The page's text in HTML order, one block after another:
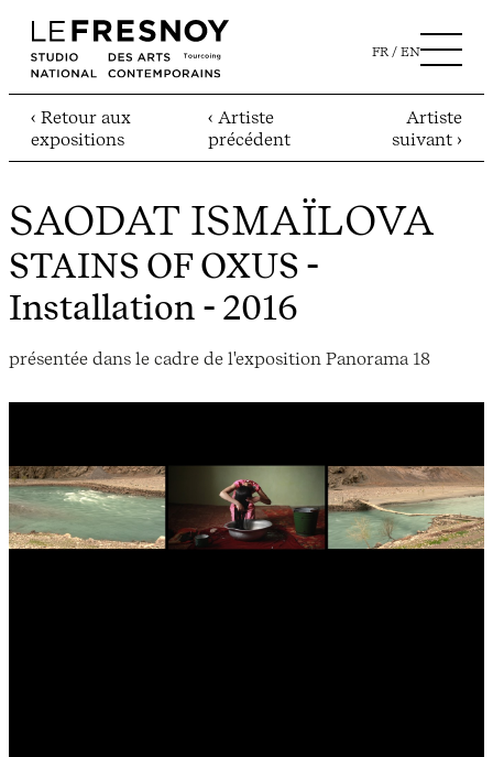
FR EN
‹ Retour aux
expositions
‹ Artiste
précédent
Artiste
suivant ›
SAODAT ISMAÏLOVA
STAINS OF OXUS -
Installation - 2016
présentée dans le cadre de l'exposition Panorama 18